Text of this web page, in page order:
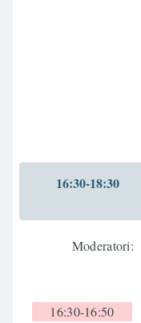
16:30-18:30
Moderatori:
16:30-16:50